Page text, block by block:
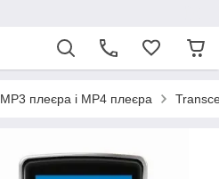
MP3 плеєра і MP4 плеєра